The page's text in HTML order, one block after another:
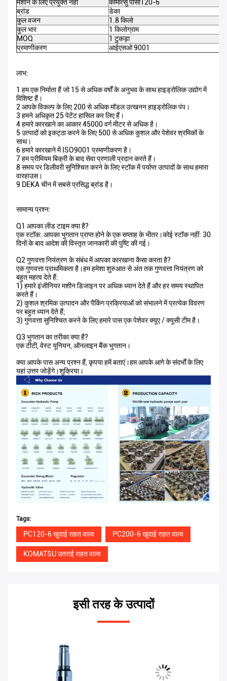
मशीन के लिए प्रयुक्त नहीं
कोमात्सु पीसी120-6
ब्रांड
डेका
कुल वजन
1.8 किलो
कुल भार
1 किलोग्राम
MOQ
1 टुकड़ा
प्रमाणीकरण
आईएसओ 9001
लाभ:
1 हम एक निर्माता हैं जो 15 से अधिक वर्षों के अनुभव के साथ हाइड्रोलिक उद्योग में
विशिष्ट हैं।
2 आपके विकल्प के लिए 200 से अधिक मॉडल उत्खनन हाइड्रोलिक पंप।
3 हमने अधिकृत 25 पेटेंट हासिल कर लिए हैं।
4 हमारे कारखाने का आकार 45000 वर्ग मीटर से अधिक है।
5 उत्पादों को इकट्ठा करने के लिए 500 से अधिक कुशल और पेशेवर श्रमिकों के
साथ।
6 हमारे कारखाने में ISO9001 प्रमाणीकरण है।
7 हम प्रीमियम बिक्री के बाद सेवा प्रणाली प्रदान करते हैं।
8 समय पर डिलीवरी सुनिश्चित करने के लिए स्टॉक में पर्याप्त उत्पादों के साथ हमारा
वारहाउस।
9 DEKA चीन में सबसे प्रसिद्ध ब्रांड है।
सामान्य प्रश्न:
Q1 आपका लीड टाइम क्या है?
एक स्टॉक: आपका भुगतान प्राप्त होने के एक सप्ताह के भीतर।कोई स्टॉक नहीं: 30
दिनों के बाद आदेश की विस्तृत जानकारी की पुष्टि की गई।
Q2 गुणवत्ता नियंत्रण के संबंध में आपका कारखाना कैसा करता है?
एक गुणवत्ता प्राथमिकता है।हम हमेशा शुरुआत से अंत तक गुणवत्ता नियंत्रण को
बहुत महत्व देते हैं:
1) हमारे इंजीनियर मशीन डिजाइन पर अधिक ध्यान देते हैं और हर समय स्थापित
करते हैं।
2) कुशल श्रमिक उत्पादन और पैकिंग प्रक्रियाओं को संभालने में प्रत्येक विवरण
पर बहुत ध्यान देते हैं;
3) गुणवत्ता सुनिश्चित करने के लिए हमारे पास एक पेशेवर क्यूए / क्यूसी टीम है।
Q3 भुगतान का तरीका क्या है?
एक टीटी, वेस्ट यूनियन, ऑनलाइन बैंक भुगतान।
क्या आपके पास अन्य प्रश्न हैं, कृपया हमें बताएं।हम आपके आगे के संदर्भों के लिए
यहां उत्तर जोड़ेंगे।शुक्रिया।
Tags:
PC120-6 खुदाई राहत वाल्व PC200-6 खुदाई राहत वाल्व
KOMATSU उतराई राहत वाल्व
इसी तरह के उत्पादों